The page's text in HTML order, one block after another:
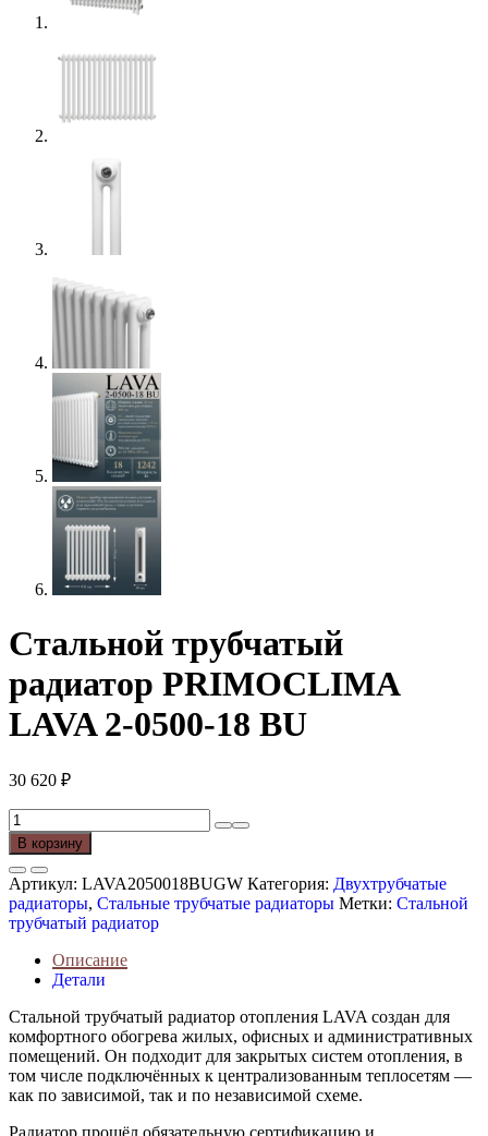
Стальной трубчатый
радиатор PRIMOCLIMA
LAVA 2-0500-18 BU
30 620 ₽
Количество
товара
Стальной
трубчатый
радиатор
PRIMOCLIMA
LAVA
0500-
BU
В корзину
Артикул: LAVA2050018BUGW Категория: Двухтрубчатые
радиаторы, Стальные трубчатые радиаторы Метки: Стальной
трубчатый радиатор
Описание
Детали
Стальной трубчатый радиатор отопления LAVA создан для
комфортного обогрева жилых, офисных и административных
помещений. Он подходит для закрытых систем отопления, в
том числе подключённых к централизованным теплосетям —
как по зависимой, так и по независимой схеме.